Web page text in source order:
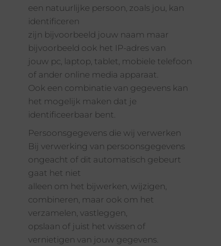
een natuurlijke persoon, zoals jou, kan
identificeren
zijn bijvoorbeeld jouw naam maar
bijvoorbeeld ook het IP-adres van
jouw pc, laptop, tablet, mobiele telefoon
of ander online media apparaat.
Ook een combinatie van gegevens kan
het mogelijk maken dat je
identificeerbaar bent.
Persoonsgegevens die wij verwerken
Bij verwerking van persoonsgegevens
ongeacht of dit automatisch gebeurt
gaat het niet
alleen om het bijwerken, wijzigen,
combineren, maar ook om het
verzamelen, vastleggen,
opslaan of juist het wissen of
vernietigen van jouw gegevens.